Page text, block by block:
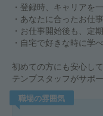
・登録時、キャリアを
・あなたに合ったお仕
・お仕事開始後も、定
・自宅で好きな時に学
初めての方にも安心し
テンプスタッフがサポー
職場の雰囲気